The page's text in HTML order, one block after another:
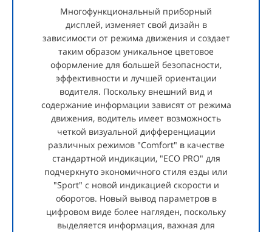
Многофункциональный приборный
дисплей, изменяет свой дизайн в
зависимости от режима движения и создает
таким образом уникальное цветовое
оформление для большей безопасности,
эффективности и лучшей ориентации
водителя. Поскольку внешний вид и
содержание информации зависят от режима
движения, водитель имеет возможность
четкой визуальной дифференциации
различных режимов "Comfort" в качестве
стандартной индикации, "ECO PRO" для
подчеркнуто экономичного стиля езды или
"Sport" с новой индикацией скорости и
оборотов. Новый вывод параметров в
цифровом виде более нагляден, поскольку
выделяется информация, важная для